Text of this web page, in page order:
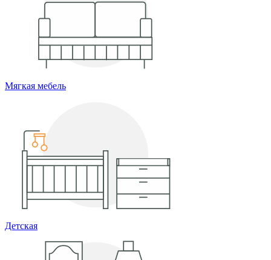
Мягкая мебель
Детская